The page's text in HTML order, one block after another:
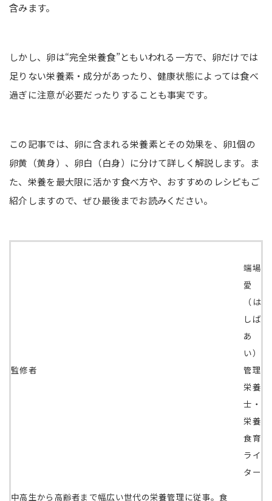
含みます。
しかし、卵は“完全栄養食”ともいわれる一方で、卵だけでは
足りない栄養素・成分があったり、健康状態によっては食べ
過ぎに注意が必要だったりすることも事実です。
この記事では、卵に含まれる栄養素とその効果を、卵1個の
卵黄（黄身）、卵白（白身）に分けて詳しく解説します。ま
た、栄養を最大限に活かす食べ方や、おすすめのレシピもご
紹介しますので、ぜひ最後までお読みください。
監修者
端場
愛
（は
しば
あ
い）
管理
栄養
士・
栄養
食育
ライ
ター
中高生から高齢者まで幅広い世代の栄養管理に従事。食